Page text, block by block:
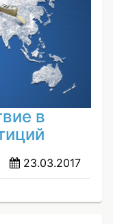
в
23.03.2017